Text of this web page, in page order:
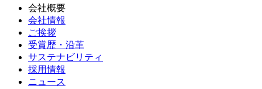
会社概要
会社情報
ご挨拶
受賞歴・沿革
サステナビリティ
採用情報
ニュース